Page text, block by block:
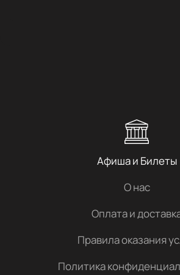
Афиша и Билеты
О нас
Оплата и
Правила оказания
Политика